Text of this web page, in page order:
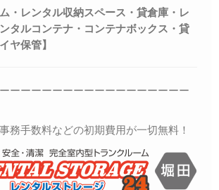
・レンタル収納スペース・貸倉庫・レ
タルコンテナ・コンテナボックス・ 貸
ヤ保管】
ーーーーーーーーーーーーーーーーー
務手数料などの初期費用が一切無料！